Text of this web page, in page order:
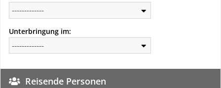
Unterbringung im:
Reisende Personen